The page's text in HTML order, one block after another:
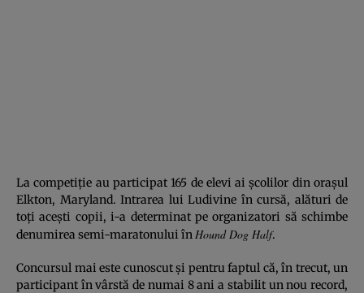
La competiţie au participat 165 de elevi ai şcolilor din oraşul
Elkton, Maryland. Intrarea lui Ludivine în cursă, alături de
toţi aceşti copii, i-a determinat pe organizatori să schimbe
denumirea semi-maratonului în Hound Dog Half.
Concursul mai este cunoscut şi pentru faptul că, în trecut, un
participant în vârstă de numai 8 ani a stabilit un nou record,